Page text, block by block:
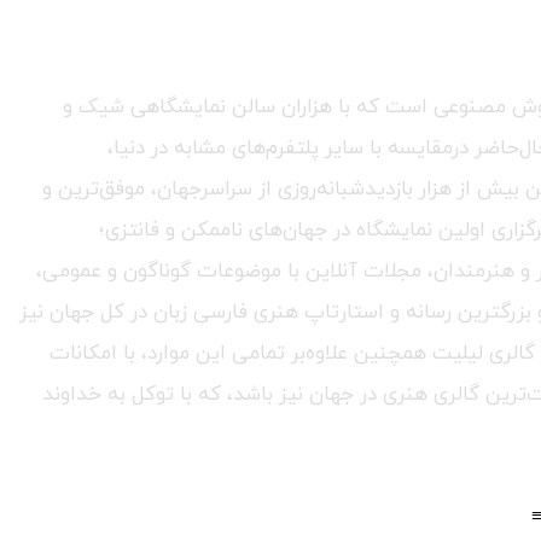
هوش مصنوعی است که با هزاران سالن نمایشگاهی شیک و
درمقایسه با سایر پلتفرم‌های مشابه در دنیا،
بیش از ۲۵۰ نمایشگاه هنری و تجاری و با میانگین بیش از هزار بازدیدشبانه‌روزی از سراسرجهان، موفق‌ترین و
اولین نمایشگاه در جهان‌های ناممکن و فانتزی؛
و هنرمندان، مجلات آنلاین با موضوعات گوناگون و عمومی،
رسانه و استارتاپ هنری فارسی زبان در کل جهان نیز
لیلیت همچنین علاوه‌بر تمامی این موارد، با امکانات
گالری هنری در جهان نیز باشد، که با توکل به خداوند